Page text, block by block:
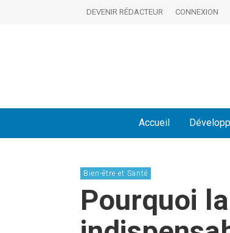
DEVENIR RÉDACTEUR CONNEXION
Accueil
Bien-être et Santé
Pourquoi